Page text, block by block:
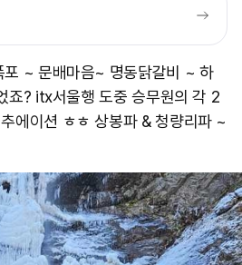
포 ~ 문배마음~ 명동닭갈비 ~ 하
죠? itx서울행 도중 승무원의 각 2
에이션 ㅎㅎ 상봉파 & 청량리파 ~